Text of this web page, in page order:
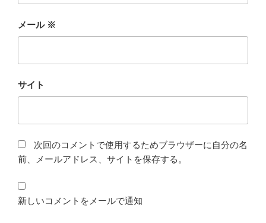
メール ※
サイト
次回のコメントで使用するためブラウザーに自分の名
前、メールアドレス、サイトを保存する。
新しいコメントをメールで通知